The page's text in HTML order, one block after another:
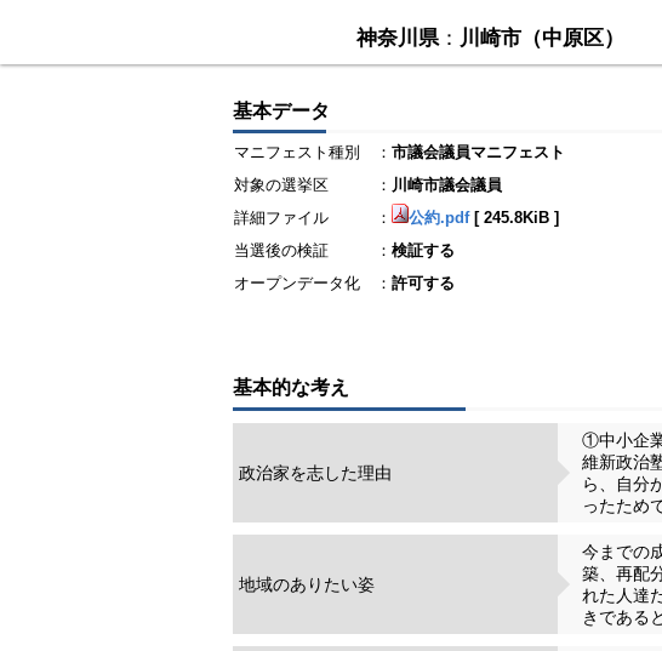
神奈川県： 川崎市（中原区）
基本データ
マニフェスト種別 ： 市議会議員マニフェスト
対象の選挙区
： 川崎市議会議員
詳細ファイル
： 公約.pdf[ 245.8KiB ]
当選後の検証
： 検証する
オープンデータ化
： 許可する
基本的な考え
政治家を志した理由
①中小企
維新政治
ら、自分
ったため
地域のありたい姿
今までの
築、再配
れた人達
きである